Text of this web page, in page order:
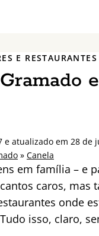
E RESTAURANTES
e atualizado em 28 de
» Canela
em família – e
caros,
onde
isso, claro,